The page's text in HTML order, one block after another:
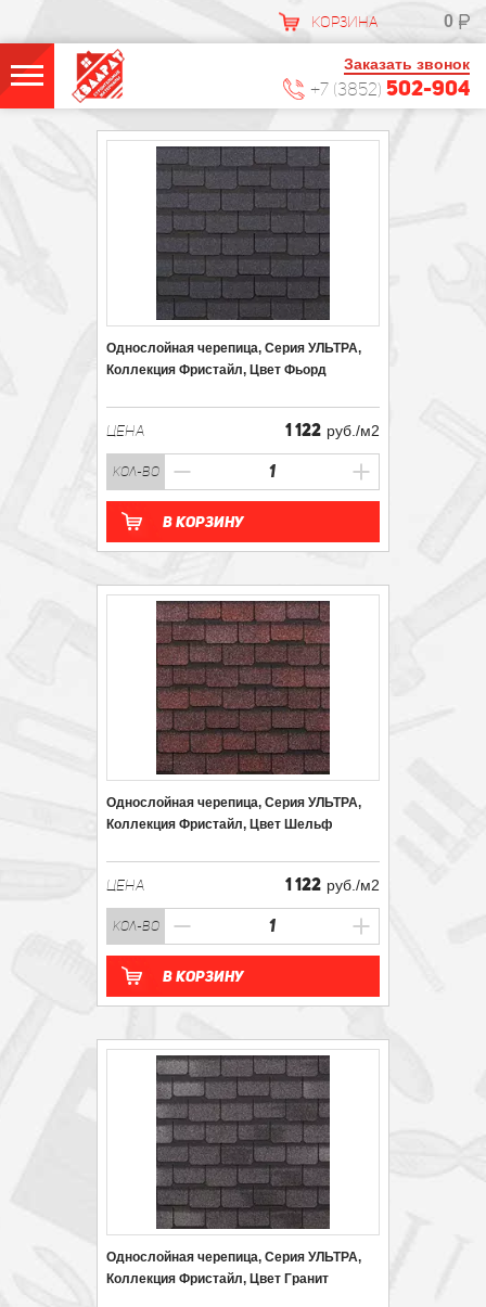
КОРЗИНА 0
Заказать звонок
+7 (3852) 502-904
Однослойная черепица, Серия УЛЬТРА,
Коллекция Фристайл, Цвет Фьорд
ЦЕНА 1 122 руб./м2
кол-во
В корзину
Однослойная черепица, Серия УЛЬТРА,
Коллекция Фристайл, Цвет Шельф
ЦЕНА 1 122 руб./м2
кол-во
В корзину
Однослойная черепица, Серия УЛЬТРА,
Коллекция Фристайл, Цвет Гранит